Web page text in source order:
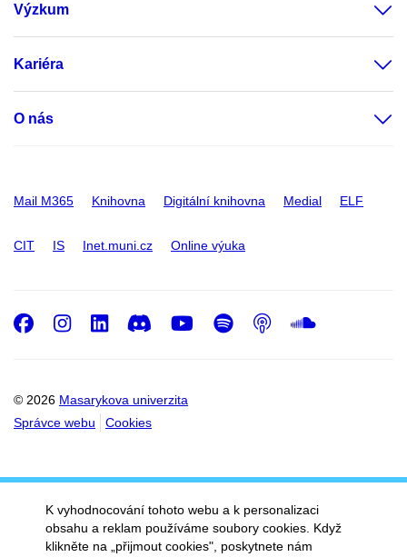
Výzkum
Kariéra
O nás
Mail M365 Knihovna Digitální knihovna Medial ELF
CIT IS Inet.muni.cz Online výuka
© 2026 Masarykova univerzita
Správce webu
Cookies
Facebook
Instagram
LinkedIn
DiscordYoutube
Spotify
Podcast
K vyhodnocování tohoto webu a k personalizaci
obsahu a reklam používáme soubory cookies. Když
klikněte na „přijmout cookies", poskytnete nám